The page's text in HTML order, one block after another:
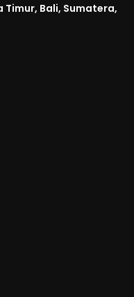
Bali, Sumatera,